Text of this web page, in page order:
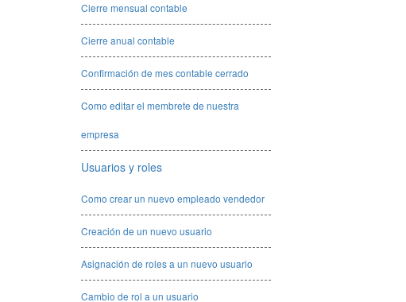
Cierre mensual contable
Cierre anual contable
Confirmación de mes contable cerrado
Como editar el membrete de nuestra
empresa
Usuarios y roles
Como crear un nuevo empleado vendedor
Creación de un nuevo usuario
Asignación de roles a un nuevo usuario
Cambio de rol a un usuario